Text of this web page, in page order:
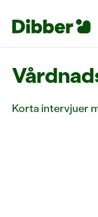
Korta intervjuer